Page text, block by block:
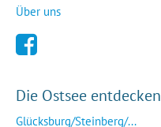
Über uns
Die Ostsee entdecken
Glücksburg/Steinberg/...